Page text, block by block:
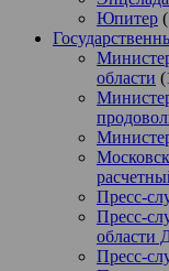
Юпитер
области
Пресс-
Пресс-
области
Пресс-